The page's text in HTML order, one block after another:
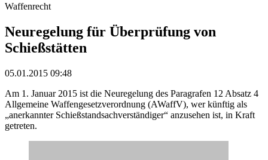
Waffenrecht
Neuregelung für Überprüfung von
Schießstätten
05.01.2015 09:48
Am 1. Januar 2015 ist die Neuregelung des Paragrafen 12 Absatz 4
Allgemeine Waffengesetzverordnung (AWaffV), wer künftig als
„anerkannter Schießstandsachverständiger“ anzusehen ist, in Kraft
getreten.